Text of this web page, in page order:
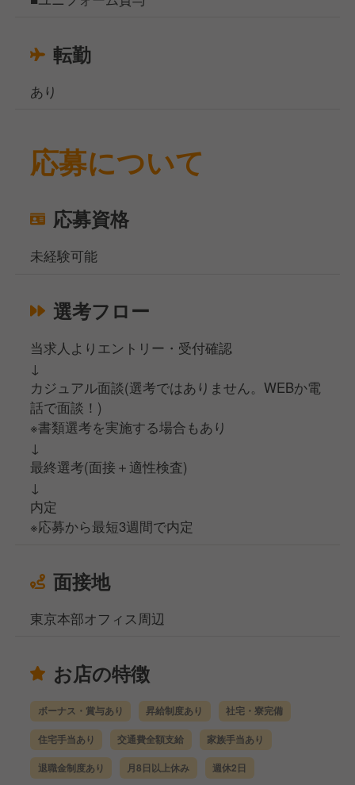
転勤
あり
応募について
応募資格
未経験可能
選考フロー
当求人よりエントリー・受付確認
↓
カジュアル面談(選考ではありません。WEBか電
話で面談！)
※書類選考を実施する場合もあり
↓
最終選考(面接＋適性検査)
↓
内定
※応募から最短3週間で内定
面接地
東京本部オフィス周辺
お店の特徴
ボーナス・賞与あり 昇給制度あり 社宅・寮完備
住宅手当あり 交通費全額支給 家族手当あり
退職金制度あり 月8日以上休み 週休2日